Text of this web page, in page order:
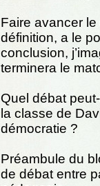
Faire avancer le
définition, a le
conclusion,
terminera le
Quel débat
la classe de
démocratie ?
Préambule du
de débat entre